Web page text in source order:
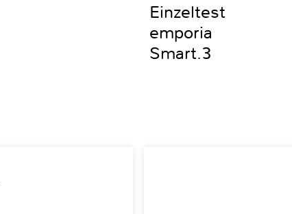
Einzeltest
emporia
Smart.3